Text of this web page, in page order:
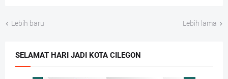
Lebih baru Lebih lama
SELAMAT HARI JADI KOTA CILEGON